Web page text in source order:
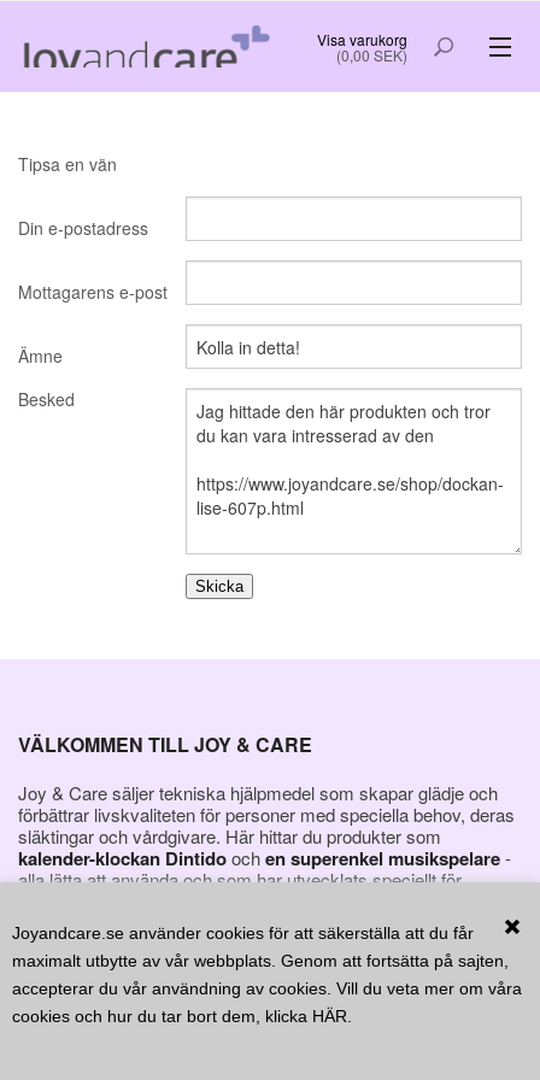
Joyandcare.se använder cookies för att säkerställa att du får
maximalt utbytte av vår webbplats. Genom att fortsätta på sajten,
accepterar du vår användning av cookies. Vill du veta mer om våra
cookies och hur du tar bort dem, klicka HÄR
Visa varukorg
(0,00 SEK)
PYSSEL OCH LEK
RO OCH SOV GOTT
NYTTIG INFORMATION OCH TIPS
NYHETER
BESTÄLL
VILLKOR
Tipsa en vän
Din e-postadress
Mottagarens e-post
Ämne
Besked
VÄLKOMMEN TILL JOY & CARE
Joy & Care säljer tekniska hjälpmedel som skapar glädje och
förbättrar livskvaliteten för personer med speciella behov, deras
släktingar och vårdgivare. Här hittar du produkter som
kalender-klockan Dintidoochen superenkel musikspelare-
alla lätta att använda och som har utvecklats speciellt för